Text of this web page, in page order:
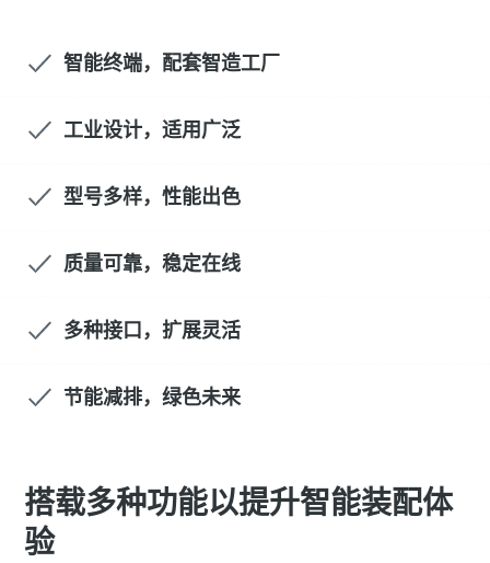
立即正确校准您的工具！
Momentum Talks
文档和资源
智能终端，配套智造工厂
工业设计，适用广泛
型号多样，性能出色
质量可靠，稳定在线
多种接口，扩展灵活
节能减排，绿色未来
搭载多种功能以提升智能装配体
验